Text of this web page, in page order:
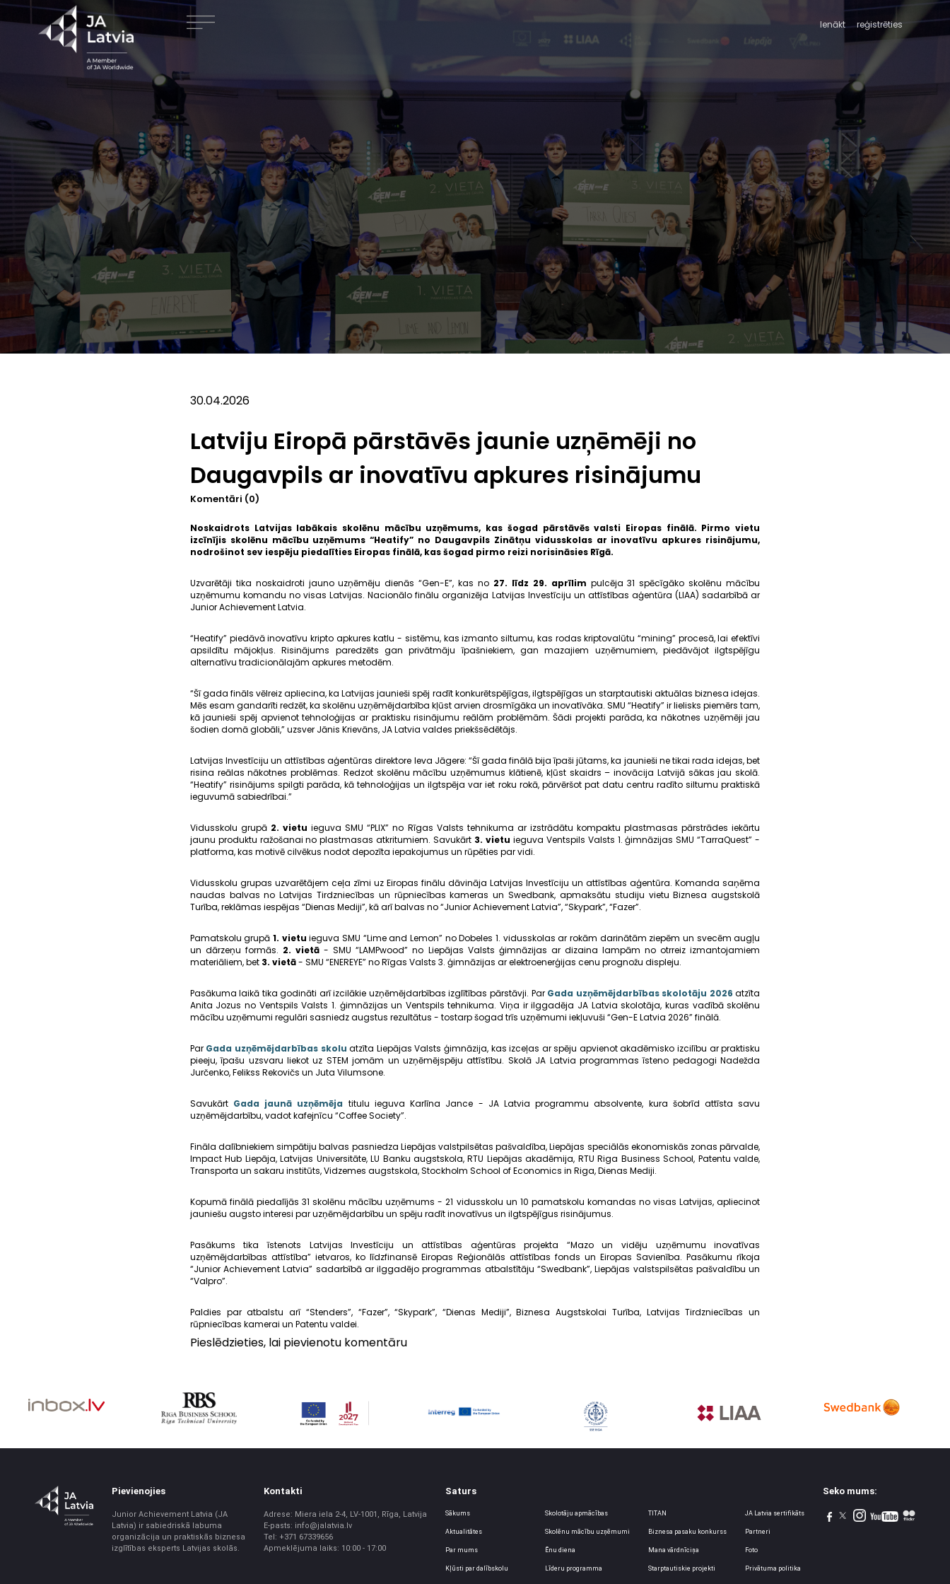
Ienākt reģistrēties
30.04.2026
Latviju Eiropā pārstāvēs jaunie uzņēmēji no
Daugavpils ar inovatīvu apkures risinājumu
Komentāri (0)
Noskaidrots Latvijas labākais skolēnu mācību uzņēmums, kas šogad pārstāvēs valsti Eiropas finālā. Pirmo vietu
izcīnījis skolēnu mācību uzņēmums “Heatify” no Daugavpils Zinātņu vidusskolas ar inovatīvu apkures risinājumu,
nodrošinot sev iespēju piedalīties Eiropas finālā, kas šogad pirmo reizi norisināsies Rīgā.
Uzvarētāji tika noskaidroti jauno uzņēmēju dienās “Gen-E”, kas no 27. līdz 29. aprīlim pulcēja 31 spēcīgāko skolēnu mācību
uzņēmumu komandu no visas Latvijas. Nacionālo finālu organizēja Latvijas Investīciju un attīstības aģentūra (LIAA) sadarbībā ar
Junior Achievement Latvia.
“Heatify” piedāvā inovatīvu kripto apkures katlu - sistēmu, kas izmanto siltumu, kas rodas kriptovalūtu “mining” procesā, lai efektīvi
apsildītu mājokļus. Risinājums paredzēts gan privātmāju īpašniekiem, gan mazajiem uzņēmumiem, piedāvājot ilgtspējīgu
alternatīvu tradicionālajām apkures metodēm.
“Šī gada fināls vēlreiz apliecina, ka Latvijas jaunieši spēj radīt konkurētspējīgas, ilgtspējīgas un starptautiski aktuālas biznesa idejas.
Mēs esam gandarīti redzēt, ka skolēnu uzņēmējdarbība kļūst arvien drosmīgāka un inovatīvāka. SMU “Heatify” ir lielisks piemērs tam,
kā jaunieši spēj apvienot tehnoloģijas ar praktisku risinājumu reālām problēmām. Šādi projekti parāda, ka nākotnes uzņēmēji jau
šodien domā globāli,” uzsver Jānis Krievāns, JA Latvia valdes priekšsēdētājs.
Latvijas Investīciju un attīstības aģentūras direktore Ieva Jāgere: “Šī gada finālā bija īpaši jūtams, ka jaunieši ne tikai rada idejas, bet
risina reālas nākotnes problēmas. Redzot skolēnu mācību uzņēmumus klātienē, kļūst skaidrs – inovācija Latvijā sākas jau skolā.
“Heatify” risinājums spilgti parāda, kā tehnoloģijas un ilgtspēja var iet roku rokā, pārvēršot pat datu centru radīto siltumu praktiskā
ieguvumā sabiedrībai.”
Vidusskolu grupā 2. vietu ieguva SMU “PLIX” no Rīgas Valsts tehnikuma ar izstrādātu kompaktu plastmasas pārstrādes iekārtu
jaunu produktu ražošanai no plastmasas atkritumiem. Savukārt 3. vietu ieguva Ventspils Valsts 1. ģimnāzijas SMU “TarraQuest” -
platforma, kas motivē cilvēkus nodot depozīta iepakojumus un rūpēties par vidi.
Vidusskolu grupas uzvarētājem ceļa zīmi uz Eiropas finālu dāvināja Latvijas Investīciju un attīstības aģentūra. Komanda saņēma
naudas balvas no Latvijas Tirdzniecības un rūpniecības kameras un Swedbank, apmaksātu studiju vietu Biznesa augstskolā
Turība, reklāmas iespējas “Dienas Mediji”, kā arī balvas no “Junior Achievement Latvia”, “Skypark”, “Fazer”.
Pamatskolu grupā1. vietu ieguva SMU “Lime and Lemon” no Dobeles 1. vidusskolas ar rokām darinātām ziepēm un svecēm augļu
un dārzeņu formās. 2. vietā - SMU “LAMPwood” no Liepājas Valsts ģimnāzijas ar dizaina lampām no otrreiz izmantojamiem
materiāliem, bet 3. vietā- SMU “ENEREYE” no Rīgas Valsts 3. ģimnāzijas ar elektroenerģijas cenu prognožu displeju.
Pasākuma laikā tika godināti arī izcilākie uzņēmējdarbības izglītības pārstāvji. Par Gada uzņēmējdarbības skolotāju 2026 atzīta
Anita Jozus no Ventspils Valsts 1. ģimnāzijas un Ventspils tehnikuma. Viņa ir ilggadēja JA Latvia skolotāja, kuras vadībā skolēnu
mācību uzņēmumi regulāri sasniedz augstus rezultātus - tostarp šogad trīs uzņēmumi iekļuvuši “Gen-E Latvia 2026” finālā.
Par Gada uzņēmējdarbības skolu atzīta Liepājas Valsts ģimnāzija, kas izceļas ar spēju apvienot akadēmisko izcilību ar praktisku
pieeju, īpašu uzsvaru liekot uz STEM jomām un uzņēmējspēju attīstību. Skolā JA Latvia programmas īsteno pedagogi Nadežda
Jurčenko, Felikss Rekovičs un Juta Vilumsone.
Savukārt Gada jaunā uzņēmēja titulu ieguva Karlīna Jance - JA Latvia programmu absolvente, kura šobrīd attīsta savu
uzņēmējdarbību, vadot kafejnīcu “Coffee Society”.
Fināla dalībniekiem simpātiju balvas pasniedza Liepājas valstpilsētas pašvaldība, Liepājas speciālās ekonomiskās zonas pārvalde,
Impact Hub Liepāja, Latvijas Universitāte, LU Banku augstskola, RTU Liepājas akadēmija, RTU Riga Business School, Patentu valde,
Transporta un sakaru institūts, Vidzemes augstskola, Stockholm School of Economics in Riga, Dienas Mediji.
Kopumā finālā piedalījās 31 skolēnu mācību uzņēmums - 21 vidusskolu un 10 pamatskolu komandas no visas Latvijas, apliecinot
jauniešu augsto interesi par uzņēmējdarbību un spēju radīt inovatīvus un ilgtspējīgus risinājumus.
Pasākums tika īstenots Latvijas Investīciju un attīstības aģentūras projekta “Mazo un vidēju uzņēmumu inovatīvas
uzņēmējdarbības attīstība” ietvaros, ko līdzfinansē Eiropas Reģionālās attīstības fonds un Eiropas Savienība. Pasākumu rīkoja
“Junior Achievement Latvia” sadarbībā ar ilggadējo programmas atbalstītāju “Swedbank”, Liepājas valstspilsētas pašvaldību un
“Valpro”.
Paldies par atbalstu arī “Stenders”, “Fazer”, “Skypark”, “Dienas Mediji”, Biznesa Augstskolai Turība, Latvijas Tirdzniecības un
rūpniecības kamerai un Patentu valdei.
Pieslēdzieties, lai pievienotu komentāru
Pievienojies
Junior Achievement Latvia (JA
Latvia) ir sabiedriskā labuma
organizācija un praktiskās biznesa
izglītības eksperts Latvijas skolās.
Kontakti
Adrese: Miera iela 2-4, LV-1001, Rīga, Latvija
E-pasts: info@jalatvia.lv
Tel: +371 67339656
Apmeklējuma laiks: 10:00 - 17:00
Saturs
Sākums
Aktualitātes
Par mums
Kļūsti par dalībskolu
Skolotāju apmācības
Skolēnu mācību uzņēmumi
Ēnu diena
Līderu programma
TITAN
Biznesa pasaku konkurss
Mana vārdnīciņa
Starptautiskie projekti
JA Latvia sertifikāts
Partneri
Foto
Privātuma politika
Seko mums: